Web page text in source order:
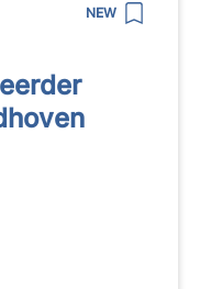
NEW